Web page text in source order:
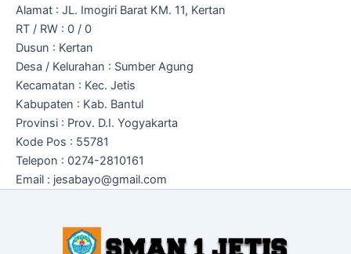
Alamat : JL. Imogiri Barat KM. 11, Kertan
RT / RW : 0 / 0
Dusun : Kertan
Desa / Kelurahan : Sumber Agung
Kecamatan : Kec. Jetis
Kabupaten : Kab. Bantul
Provinsi : Prov. D.I. Yogyakarta
Kode Pos : 55781
Telepon : 0274-2810161
Email : jesabayo@gmail.com